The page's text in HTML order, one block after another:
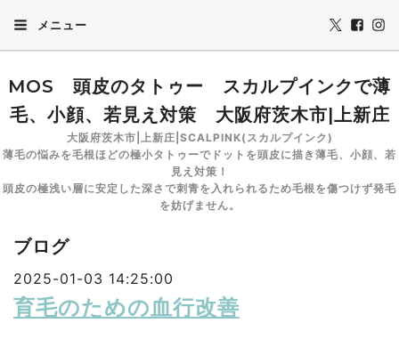
メニュー
MOS 頭皮のタトゥー スカルプインクで薄
毛、小顔、若見え対策 大阪府茨木市|上新庄
大阪府茨木市|上新庄|SCALPINK(スカルプインク)
薄毛の悩みを毛根ほどの極小タトゥーでドットを頭皮に描き薄毛、小顔、若
見え対策！
頭皮の極浅い層に安定した深さで刺青を入れられるため毛根を傷つけず発毛
を妨げません。
ブログ
2025-01-03 14:25:00
育毛のための血行改善